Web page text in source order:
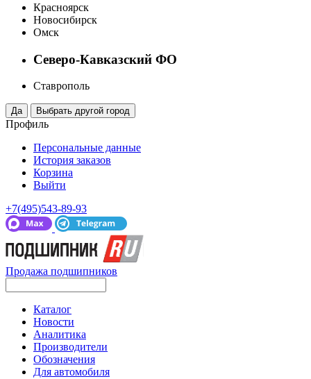
Красноярск
Новосибирск
Омск
Северо-Кавказский ФО
Ставрополь
Профиль
Персональные данные
История заказов
Корзина
Выйти
+7(495)543-89-93
Продажа подшипников
Каталог
Новости
Аналитика
Производители
Обозначения
Для автомобиля